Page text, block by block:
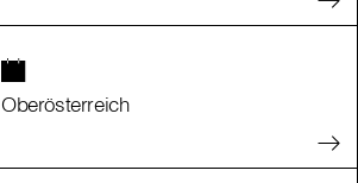
Oberösterreich